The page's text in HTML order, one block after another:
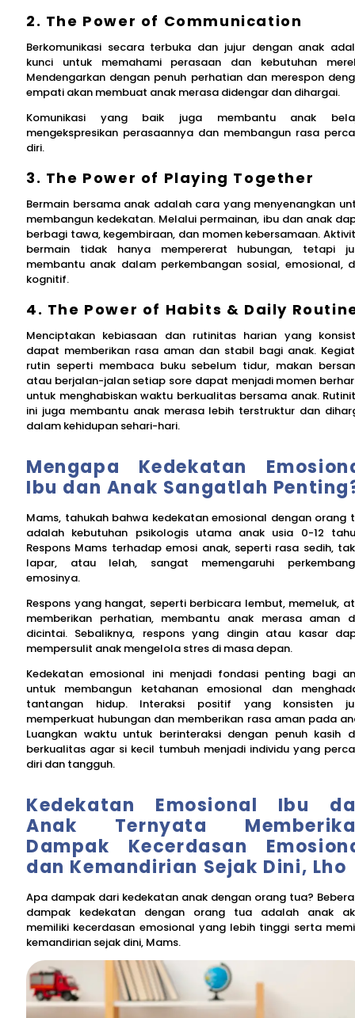
2. The Power of Communication
Berkomunikasi secara terbuka dan jujur dengan anak
kunci untuk memahami perasaan dan kebutuhan
Mendengarkan dengan penuh perhatian dan merespon
empati akan membuat anak merasa didengar dan dihargai.
Komunikasi yang baik juga membantu anak
mengekspresikan perasaannya dan membangun rasa
diri.
3. The Power of Playing Together
Bermain bersama anak adalah cara yang menyenangkan
membangun kedekatan. Melalui permainan, ibu dan anak
berbagi tawa, kegembiraan, dan momen kebersamaan.
bermain tidak hanya mempererat hubungan, tetapi
membantu anak dalam perkembangan sosial, emosional,
kognitif.
4. The Power of Habits & Daily
Menciptakan kebiasaan dan rutinitas harian yang
dapat memberikan rasa aman dan stabil bagi anak.
rutin seperti membaca buku sebelum tidur, makan
atau berjalan-jalan setiap sore dapat menjadi momen
untuk menghabiskan waktu berkualitas bersama anak.
ini juga membantu anak merasa lebih terstruktur dan
dalam kehidupan sehari-hari.
Mengapa Kedekatan
Ibu dan Anak Sangatlah
Mams, tahukah bahwa kedekatan emosional dengan orang
adalah kebutuhan psikologis utama anak usia 0-12
Respons Mams terhadap emosi anak, seperti rasa sedih,
lapar, atau lelah, sangat memengaruhi
emosinya.
Respons yang hangat, seperti berbicara lembut, memeluk,
memberikan perhatian, membantu anak merasa aman
dicintai. Sebaliknya, respons yang dingin atau kasar
mempersulit anak mengelola stres di masa depan.
Kedekatan emosional ini menjadi fondasi penting bagi
untuk membangun ketahanan emosional dan
tantangan hidup. Interaksi positif yang konsisten
memperkuat hubungan dan memberikan rasa aman pada
Luangkan waktu untuk berinteraksi dengan penuh kasih
berkualitas agar si kecil tumbuh menjadi individu yang
diri dan tangguh.
Kedekatan Emosional Ibu
Anak Ternyata
Dampak Kecerdasan
dan Kemandirian Sejak Dini, Lho
Apa dampak dari kedekatan anak dengan orang tua?
dampak kedekatan dengan orang tua adalah anak
memiliki kecerdasan emosional yang lebih tinggi serta
kemandirian sejak dini, Mams.